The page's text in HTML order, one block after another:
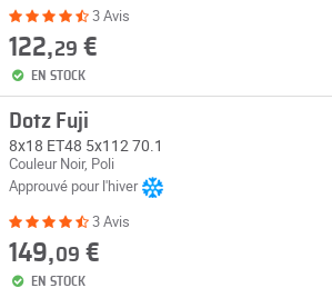
3 Avis
122,29 €
EN STOCK
Dotz Fuji
8x18 ET48 5x112 70.1
Couleur Noir, Poli
Approuvé pour l'hiver
3 Avis
149,09 €
EN STOCK